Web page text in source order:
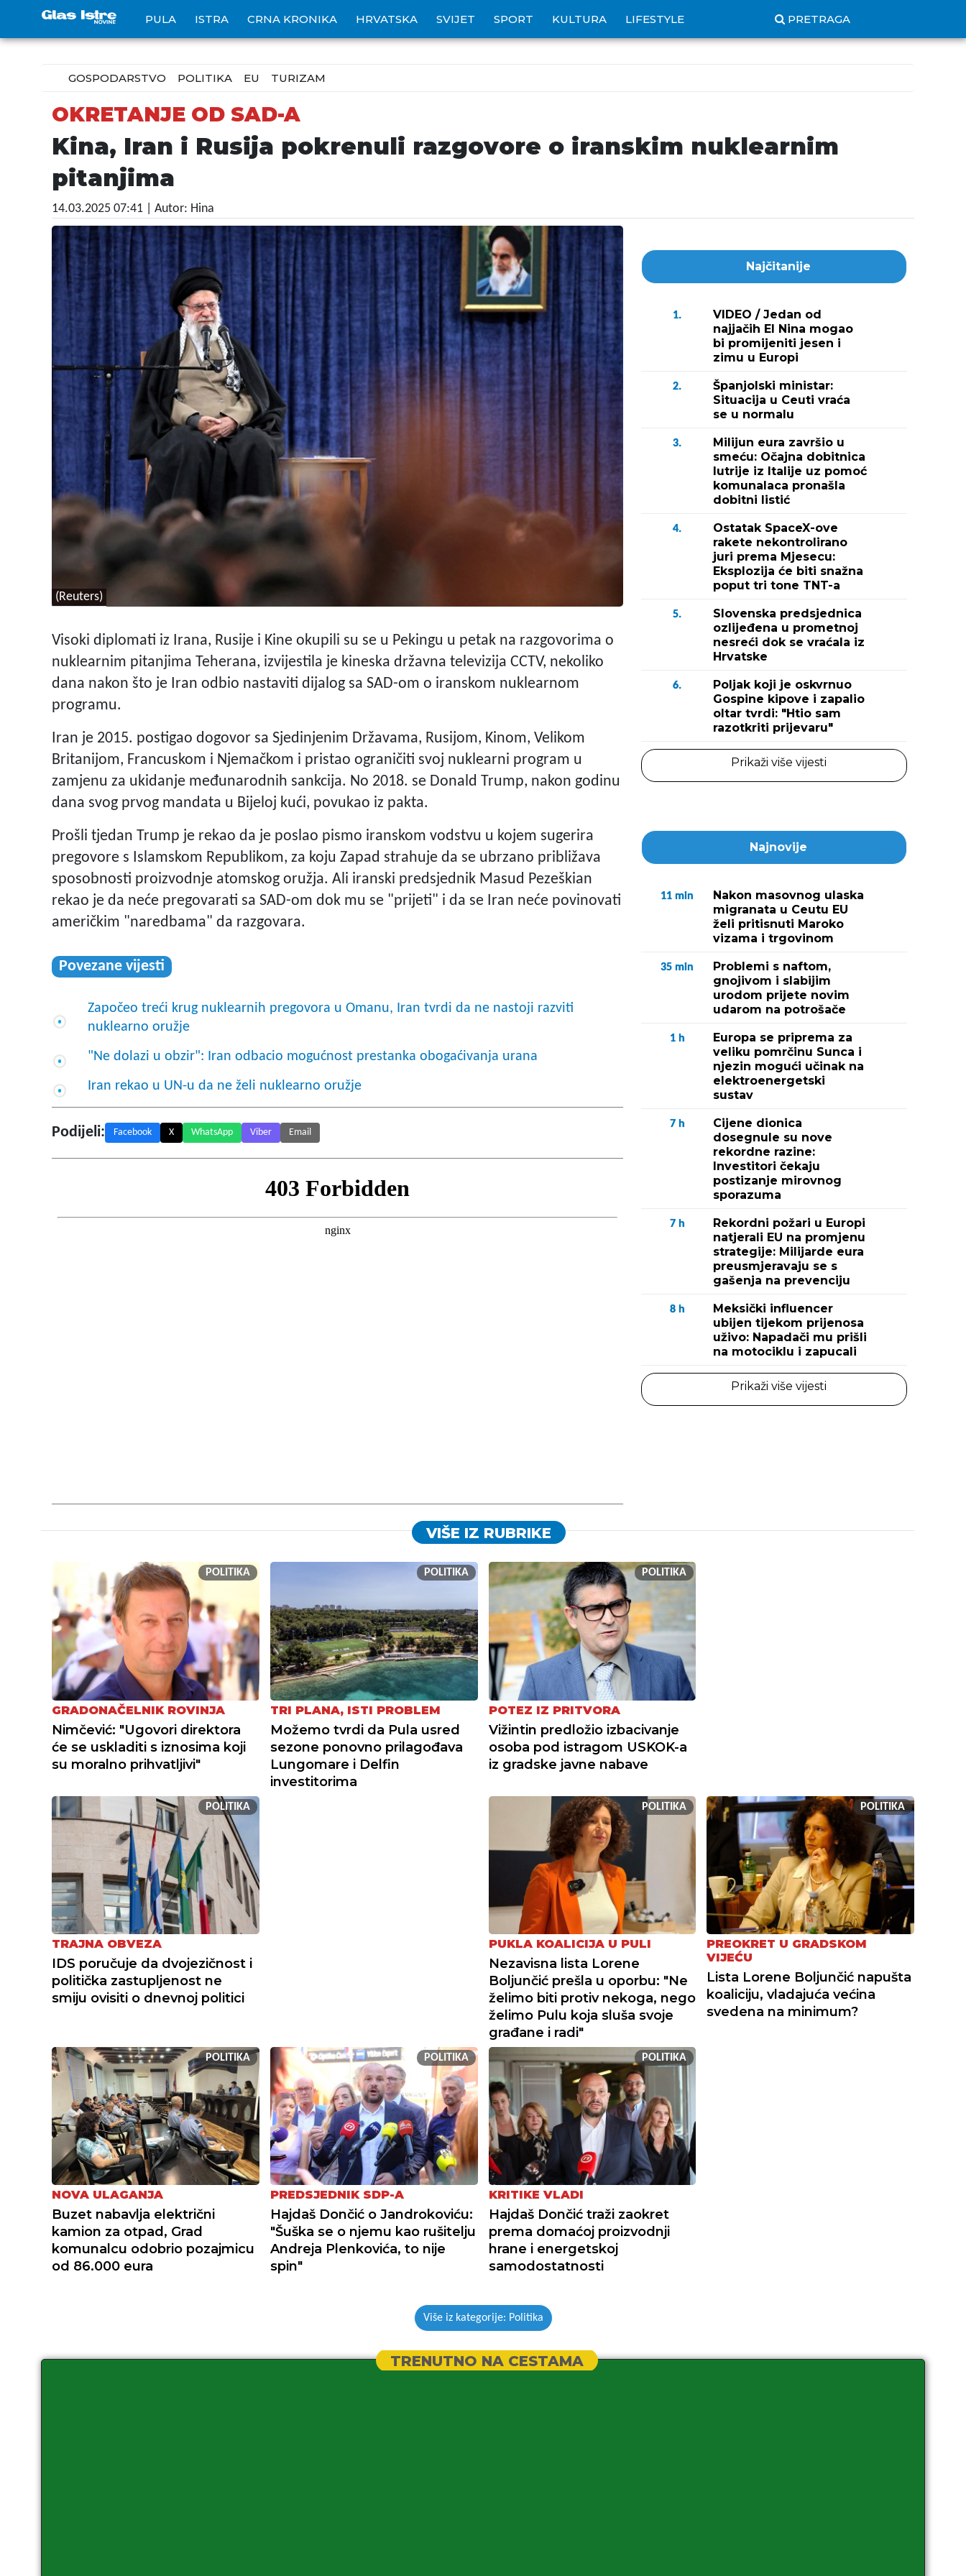
PULA ISTRA CRNA KRONIKA HRVATSKA SVIJET SPORT KULTURA LIFESTYLE PRETRAGA
GOSPODARSTVO POLITIKA EU TURIZAM
OKRETANJE OD SAD-A
Kina, Iran i Rusija pokrenuli razgovore o iranskim nuklearnim
pitanjima
14.03.2025 07:41 | Autor: Hina
(Reuters)
Visoki diplomati iz Irana, Rusije i Kine okupili su se u Pekingu u petak na razgovorima o
nuklearnim pitanjima Teherana, izvijestila je kineska državna televizija CCTV, nekoliko
dana nakon što je Iran odbio nastaviti dijalog sa SAD-om o iranskom nuklearnom
programu.
Iran je 2015. postigao dogovor sa Sjedinjenim Državama, Rusijom, Kinom, Velikom
Britanijom, Francuskom i Njemačkom i pristao ograničiti svoj nuklearni program u
zamjenu za ukidanje međunarodnih sankcija. No 2018. se Donald Trump, nakon godinu
dana svog prvog mandata u Bijeloj kući, povukao iz pakta.
Prošli tjedan Trump je rekao da je poslao pismo iranskom vodstvu u kojem sugerira
pregovore s Islamskom Republikom, za koju Zapad strahuje da se ubrzano približava
sposobnosti proizvodnje atomskog oružja. Ali iranski predsjednik Masud Pezeškian
rekao je da neće pregovarati sa SAD-om dok mu se "prijeti" i da se Iran neće povinovati
američkim "naredbama" da razgovara.
Povezane vijesti
Započeo treći krug nuklearnih pregovora u Omanu, Iran tvrdi da ne nastoji razviti
nuklearno oružje
"Ne dolazi u obzir": Iran odbacio mogućnost prestanka obogaćivanja urana
Iran rekao u UN-u da ne želi nuklearno oružje
Podijeli: Facebook X WhatsApp Viber Email
Najčitanije
1.
VIDEO / Jedan od
najjačih El Nina mogao
bi promijeniti jesen i
zimu u Europi
2.
Španjolski ministar:
Situacija u Ceuti vraća
se u normalu
3.
Milijun eura završio u
smeću: Očajna dobitnica
lutrije iz Italije uz pomoć
komunalaca pronašla
dobitni listić
4.
Ostatak SpaceX-ove
rakete nekontrolirano
juri prema Mjesecu:
Eksplozija će biti snažna
poput tri tone TNT-a
5.
Slovenska predsjednica
ozlijeđena u prometnoj
nesreći dok se vraćala iz
Hrvatske
6.
Poljak koji je oskvrnuo
Gospine kipove i zapalio
oltar tvrdi: "Htio sam
razotkriti prijevaru"
Prikaži više vijesti
Najnovije
11 min
Nakon masovnog ulaska
migranata u Ceutu EU
želi pritisnuti Maroko
vizama i trgovinom
35 min
Problemi s naftom,
gnojivom i slabijim
urodom prijete novim
udarom na potrošače
1 h
Europa se priprema za
veliku pomrčinu Sunca i
njezin mogući učinak na
elektroenergetski
sustav
7 h
Cijene dionica
dosegnule su nove
rekordne razine:
Investitori čekaju
postizanje mirovnog
sporazuma
7 h
Rekordni požari u Europi
natjerali EU na promjenu
strategije: Milijarde eura
preusmjeravaju se s
gašenja na prevenciju
8 h
Meksički influencer
ubijen tijekom prijenosa
uživo: Napadači mu prišli
na motociklu i zapucali
Prikaži više vijesti
VIŠE IZ RUBRIKE
POLITIKA
GRADONAČELNIK ROVINJA
Nimčević: "Ugovori direktora
će se uskladiti s iznosima koji
su moralno prihvatljivi"
POLITIKA
TRI PLANA, ISTI PROBLEM
Možemo tvrdi da Pula usred
sezone ponovno prilagođava
Lungomare i Delfin
investitorima
POLITIKA
POTEZ IZ PRITVORA
Vižintin predložio izbacivanje
osoba pod istragom USKOK-a
iz gradske javne nabave
POLITIKA
TRAJNA OBVEZA
IDS poručuje da dvojezičnost i
politička zastupljenost ne
smiju ovisiti o dnevnoj politici
POLITIKA
PUKLA KOALICIJA U PULI
Nezavisna lista Lorene
Boljunčić prešla u oporbu: "Ne
želimo biti protiv nekoga, nego
želimo Pulu koja sluša svoje
građane i radi"
POLITIKA
PREOKRET U GRADSKOM
VIJEĆU
Lista Lorene Boljunčić napušta
koaliciju, vladajuća većina
svedena na minimum?
POLITIKA
NOVA ULAGANJA
Buzet nabavlja električni
kamion za otpad, Grad
komunalcu odobrio pozajmicu
od 86.000 eura
POLITIKA
PREDSJEDNIK SDP-A
Hajdaš Dončić o Jandrokoviću:
"Šuška se o njemu kao rušitelju
Andreja Plenkovića, to nije
spin"
POLITIKA
KRITIKE VLADI
Hajdaš Dončić traži zaokret
prema domaćoj proizvodnji
hrane i energetskoj
samodostatnosti
Više iz kategorije: Politika
TRENUTNO NA CESTAMA